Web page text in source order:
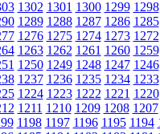
1302 1301 1300 1299 1298
1289 1288 1287 1286 1285
1276 1275 1274 1273 1272
1263 1262 1261 1260 1259
1250 1249 1248 1247 1246
1237 1236 1235 1234 1233
1224 1223 1222 1221 1220
1211 1210 1209 1208 1207
1198 1197 1196 1195 1194